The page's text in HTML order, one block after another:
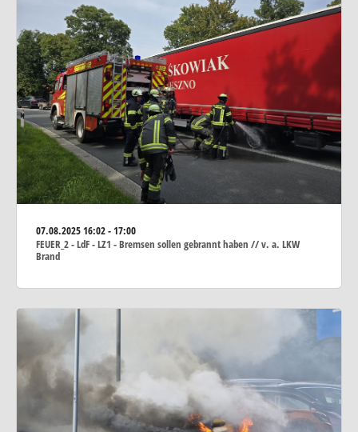
07.08.202516:02 - 17:00
FEUER_2 - LdF - LZ1 - Bremsen sollen gebrannt haben // v. a. LKW
Brand